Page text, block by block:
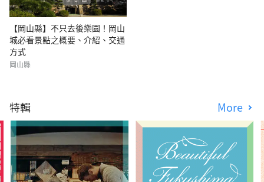
【岡山縣】不只去後樂園！岡山
城必看景點之概要、介紹、交通
方式
岡山縣
特輯 More